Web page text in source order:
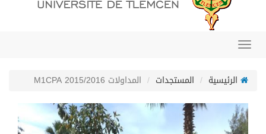
Toggle
الرئيسية
المستجدات المداولات M1CPA 2015/2016